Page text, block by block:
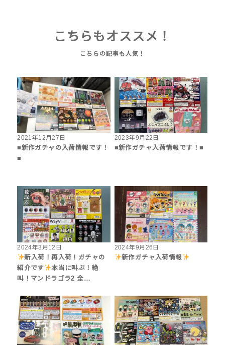
こちらもオススメ！
2021年12月27日
■新作ガチャの入荷情報です！
■
2023年9月22日
■新作ガチャ入荷情報です！■
2024年3月12日
新入荷！再入荷！ガチャの
紹介です
本当に叫ぶ！絶
叫！マンドラゴラ2 全…
2024年9月26日
新作ガチャ入荷情報